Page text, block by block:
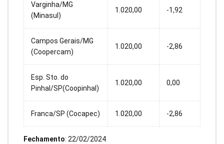
Varginha/MG
(Minasul)
1.020,00 -1,92
Campos Gerais/MG
(Coopercam)
1.020,00 -2,86
Esp. Sto. do
Pinhal/SP(Coopinhal)
1.020,00 0,00
Franca/SP (Cocapec) 1.020,00 -2,86
Fechamento: 22/02/2024